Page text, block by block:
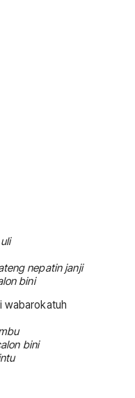
nepatin janji
bini
wabarokatuh
bini